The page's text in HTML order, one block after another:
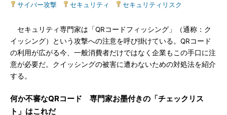
サイバー攻撃 セキュリティ セキュリティリスク
セキュリティ専門家は「QRコードフィッシング」（通称：ク
イッシング）という攻撃への注意を呼び掛けている。QRコード
の利用が広がる今、一般消費者だけではなく企業もこの手口に注
意が必要だ。クイッシングの被害に遭わないための対処法を紹介
する。
何か不審なQRコード 専門家お墨付きの「チェックリス
ト」はこれだ